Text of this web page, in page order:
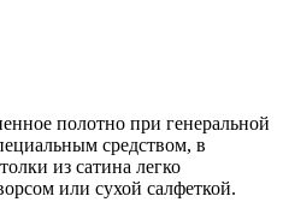
полотно при генеральной
средством, в
из сатина легко
или сухой салфеткой.